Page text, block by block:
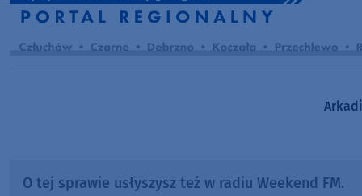
O tej sprawie usłyszysz też w radiu Weekend FM.